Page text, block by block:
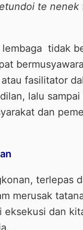
te nenek
tidak
fasilitator
lalu
dan
terlepas
merusak
eksekusi dan